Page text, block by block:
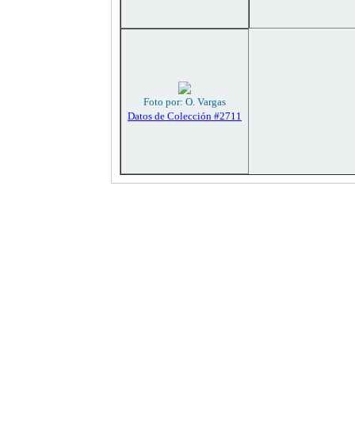
Foto por: O. Vargas
Datos de Colección #2711